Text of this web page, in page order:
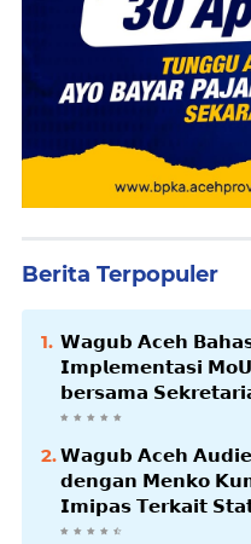
Berita Terpopuler
𝗪𝗮𝗴𝘂𝗯 𝗔𝗰𝗲𝗵
𝗜𝗺𝗽𝗹𝗲𝗺𝗲𝗻𝘁𝗮𝘀𝗶 𝗠𝗼𝗨
𝗯𝗲𝗿𝘀𝗮𝗺𝗮
𝗪𝗮𝗴𝘂𝗯 𝗔𝗰𝗲𝗵
𝗱𝗲𝗻𝗴𝗮𝗻 𝗠𝗲𝗻𝗸𝗼
𝗜𝗺𝗶𝗽𝗮𝘀 𝗧𝗲𝗿𝗸𝗮𝗶𝘁
𝗕𝗹𝗮𝗻𝗴𝗽𝗮𝗱𝗮𝗻𝗴